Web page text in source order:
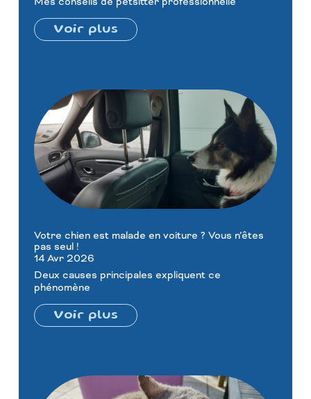
Voir plus
Votre chien est malade en voiture ? Vous n’êtes
pas seul !
14 Avr 2026
Deux causes principales expliquent ce
phénomène
Voir plus